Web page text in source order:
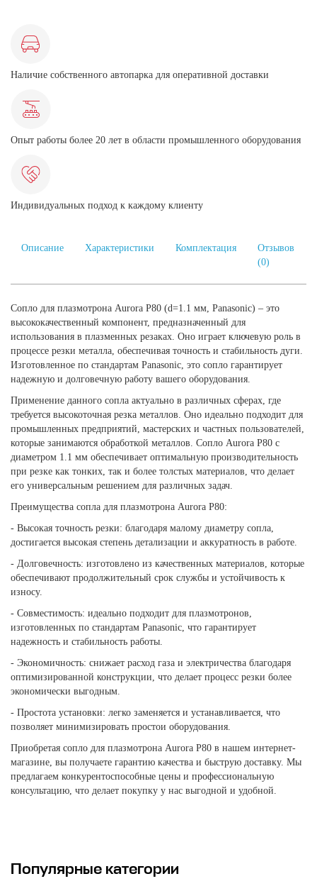
Наличие собственного автопарка для оперативной доставки
Опыт работы более 20 лет в области промышленного оборудования
Индивидуальных подход к каждому клиенту
Описание Характеристики Комплектация
Отзывов
(0)
Сопло для плазмотрона Aurora P80 (d=1.1 мм, Panasonic) – это
высококачественный компонент, предназначенный для
использования в плазменных резаках. Оно играет ключевую роль в
процессе резки металла, обеспечивая точность и стабильность дуги.
Изготовленное по стандартам Panasonic, это сопло гарантирует
надежную и долговечную работу вашего оборудования.
Применение данного сопла актуально в различных сферах, где
требуется высокоточная резка металлов. Оно идеально подходит для
промышленных предприятий, мастерских и частных пользователей,
которые занимаются обработкой металлов. Сопло Aurora P80 с
диаметром 1.1 мм обеспечивает оптимальную производительность
при резке как тонких, так и более толстых материалов, что делает
его универсальным решением для различных задач.
Преимущества сопла для плазмотрона Aurora P80:
- Высокая точность резки: благодаря малому диаметру сопла,
достигается высокая степень детализации и аккуратность в работе.
- Долговечность: изготовлено из качественных материалов, которые
обеспечивают продолжительный срок службы и устойчивость к
износу.
- Совместимость: идеально подходит для плазмотронов,
изготовленных по стандартам Panasonic, что гарантирует
надежность и стабильность работы.
- Экономичность: снижает расход газа и электричества благодаря
оптимизированной конструкции, что делает процесс резки более
экономически выгодным.
- Простота установки: легко заменяется и устанавливается, что
позволяет минимизировать простои оборудования.
Приобретая сопло для плазмотрона Aurora P80 в нашем интернет-
магазине, вы получаете гарантию качества и быструю доставку. Мы
предлагаем конкурентоспособные цены и профессиональную
консультацию, что делает покупку у нас выгодной и удобной.
Популярные категории